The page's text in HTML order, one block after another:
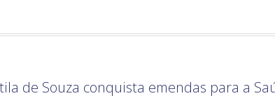
de Souza conquista emendas para a